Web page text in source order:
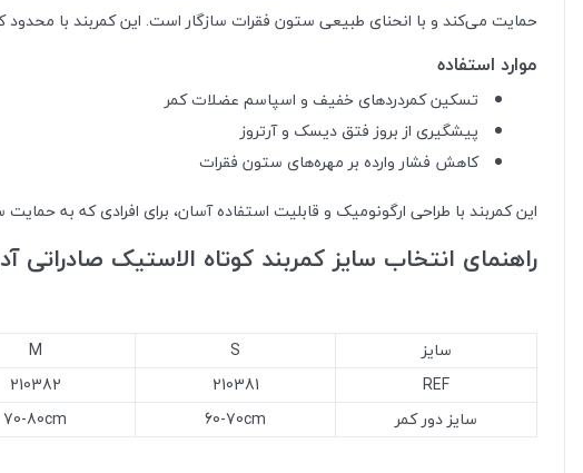
حمایت می‌کند و با انحنای طبیعی ستون فقرات سازگار است. این کمربند با
موارد استفاده
تسکین کمردردهای خفیف و اسپاسم عضلات کمر
پیشگیری از بروز فتق دیسک و آرتروز
کاهش فشار وارده بر مهره‌های ستون فقرات
این کمربند با طراحی ارگونومیک و قابلیت استفاده آسان، برای افرادی که به
راهنمای انتخاب سایز کمربند کوتاه الاستیک صادراتی
سایز S
M
REF
210381
210382
سایز دور کمر
60-70cm
70-80cm